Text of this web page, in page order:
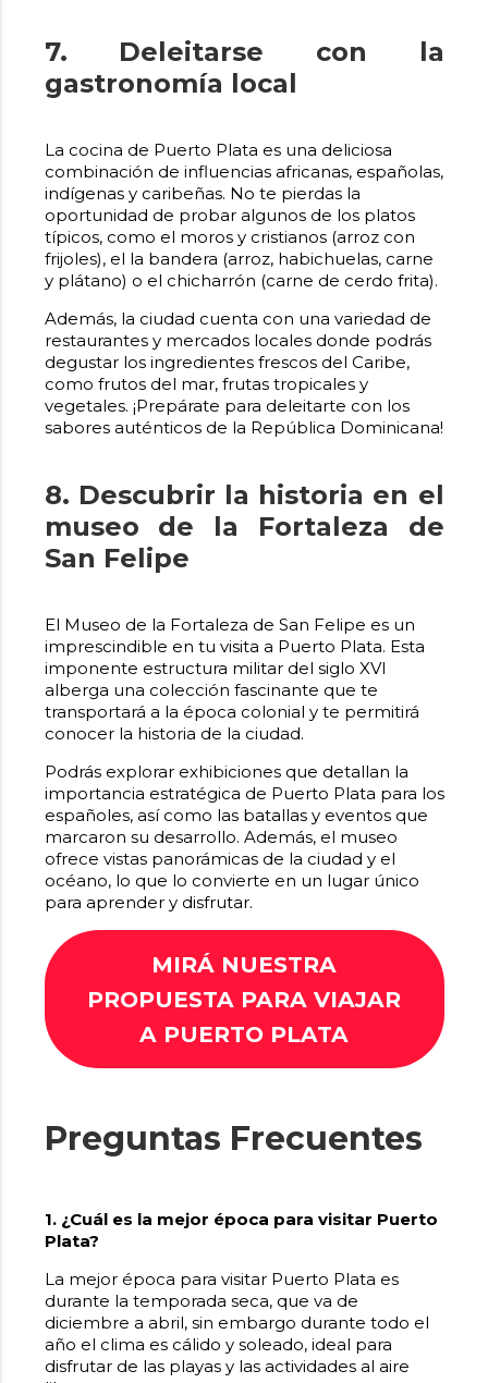
7. Deleitarse con la
gastronomía local
La cocina de Puerto Plata es una deliciosa
combinación de influencias africanas, españolas,
indígenas y caribeñas. No te pierdas la
oportunidad de probar algunos de los platos
típicos, como el moros y cristianos (arroz con
frijoles), el la bandera (arroz, habichuelas, carne
y plátano) o el chicharrón (carne de cerdo frita).
Además, la ciudad cuenta con una variedad de
restaurantes y mercados locales donde podrás
degustar los ingredientes frescos del Caribe,
como frutos del mar, frutas tropicales y
vegetales. ¡Prepárate para deleitarte con los
sabores auténticos de la República Dominicana!
8. Descubrir la historia en el
museo de la Fortaleza de
San Felipe
El Museo de la Fortaleza de San Felipe es un
imprescindible en tu visita a Puerto Plata. Esta
imponente estructura militar del siglo XVI
alberga una colección fascinante que te
transportará a la época colonial y te permitirá
conocer la historia de la ciudad.
Podrás explorar exhibiciones que detallan la
importancia estratégica de Puerto Plata para los
españoles, así como las batallas y eventos que
marcaron su desarrollo. Además, el museo
ofrece vistas panorámicas de la ciudad y el
océano, lo que lo convierte en un lugar único
para aprender y disfrutar.
MIRÁ NUESTRA
PROPUESTA PARA VIAJAR
A PUERTO PLATA
Preguntas Frecuentes
1. ¿Cuál es la mejor época para visitar Puerto
Plata?
La mejor época para visitar Puerto Plata es
durante la temporada seca, que va de
diciembre a abril, sin embargo durante todo el
año el clima es cálido y soleado, ideal para
disfrutar de las playas y las actividades al aire